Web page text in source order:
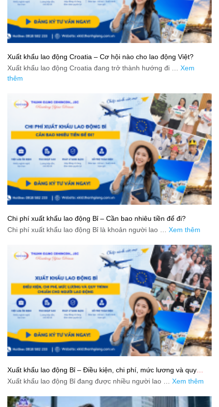
Xuất khẩu lao động Croatia – Cơ hội nào cho lao động Việt?
Xuất khẩu lao động Croatia đang trở thành hướng đi … Xem
thêm
Chi phí xuất khẩu lao động Bỉ – Cần bao nhiêu tiền để đi?
Chi phí xuất khẩu lao động Bỉ là khoản người lao … Xem thêm
Xuất khẩu lao động Bỉ – Điều kiện, chi phí, mức lương và quy
trình chuẩn cho người lao động
Xuất khẩu lao động Bỉ đang được nhiều người lao … Xem thêm